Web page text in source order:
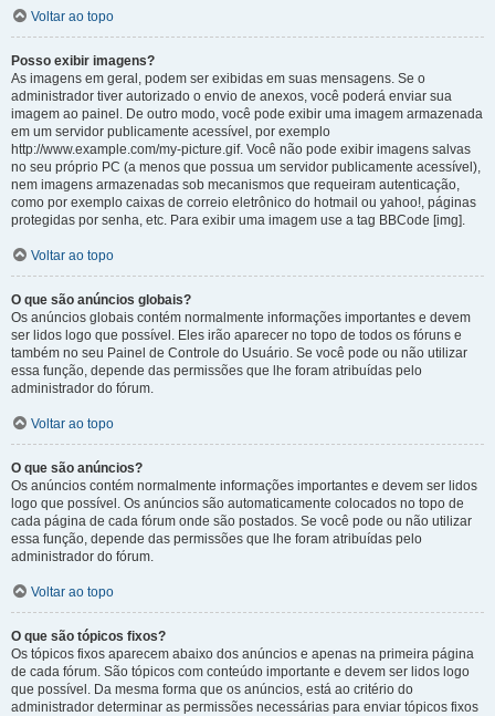
Voltar ao topo
Posso exibir imagens?
As imagens em geral, podem ser exibidas em suas mensagens. Se o
administrador tiver autorizado o envio de anexos, você poderá enviar sua
imagem ao painel. De outro modo, você pode exibir uma imagem armazenada
em um servidor publicamente acessível, por exemplo
http://www.example.com/my-picture.gif. Você não pode exibir imagens salvas
no seu próprio PC (a menos que possua um servidor publicamente acessível),
nem imagens armazenadas sob mecanismos que requeiram autenticação,
como por exemplo caixas de correio eletrônico do hotmail ou yahoo!, páginas
protegidas por senha, etc. Para exibir uma imagem use a tag BBCode [img].
Voltar ao topo
O que são anúncios globais?
Os anúncios globais contém normalmente informações importantes e devem
ser lidos logo que possível. Eles irão aparecer no topo de todos os fóruns e
também no seu Painel de Controle do Usuário. Se você pode ou não utilizar
essa função, depende das permissões que lhe foram atribuídas pelo
administrador do fórum.
Voltar ao topo
O que são anúncios?
Os anúncios contém normalmente informações importantes e devem ser lidos
logo que possível. Os anúncios são automaticamente colocados no topo de
cada página de cada fórum onde são postados. Se você pode ou não utilizar
essa função, depende das permissões que lhe foram atribuídas pelo
administrador do fórum.
Voltar ao topo
O que são tópicos fixos?
Os tópicos fixos aparecem abaixo dos anúncios e apenas na primeira página
de cada fórum. São tópicos com conteúdo importante e devem ser lidos logo
que possível. Da mesma forma que os anúncios, está ao critério do
administrador determinar as permissões necessárias para enviar tópicos fixos